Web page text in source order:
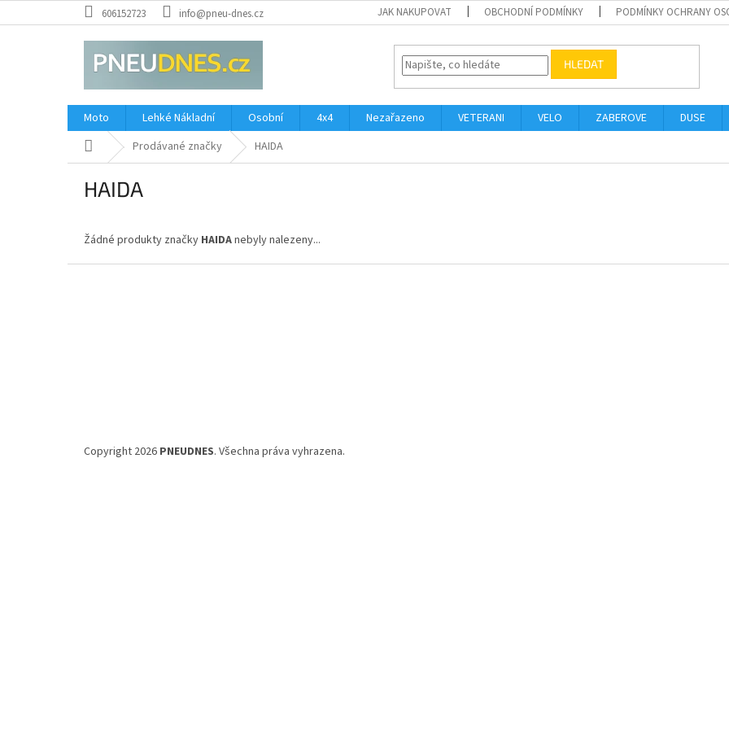
na
606152723 info@pneu-dnes.cz JAK NAKUPOVAT OBCHODNÍ PODMÍNKY PODMÍNKY OCHRANY
HLEDAT
Moto Lehké Nákladní Osobní 4x4 Nezařazeno VETERANI VELO ZABEROVE DUSE
Domů Prodávané značky HAIDA
HAIDA
Žádné produkty značky HAIDAnebyly nalezeny...
Copyright 2026 PNEUDNES. Všechna práva vyhrazena.